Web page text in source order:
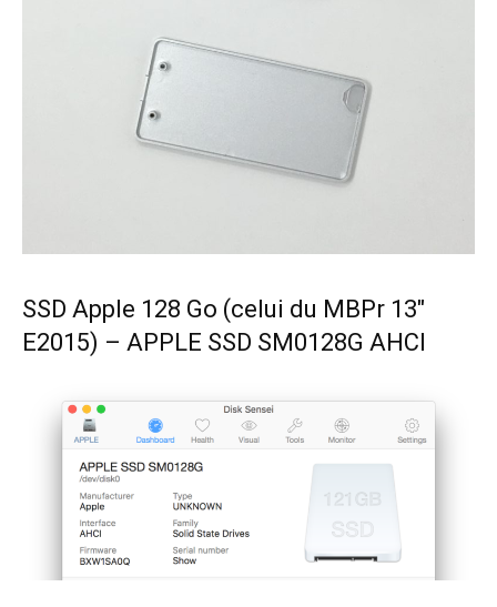
SSD Apple 128 Go (celui du MBPr 13″
E2015) – APPLE SSD SM0128G AHCI